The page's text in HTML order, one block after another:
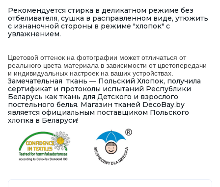
Рекомендуется стирка в деликатном режиме без
отбеливателя, сушка в расправленном виде, утюжить
с изнаночной стороны в режиме "хлопок" с
увлажнением.
Цветовой оттенок на фотографии может отличаться от
реального цвета материала в зависимости от цветопередачи
и индивидуальных настроек на ваших устройствах.
Замечательная ткань — Польский Хлопок, получила
сертификат и протоколы испытаний Республики
Беларусь как ткань для Детского и взрослого
постельного белья. Магазин тканей DecoBay.by
является официальным поставщиком Польского
хлопка в Беларуси!